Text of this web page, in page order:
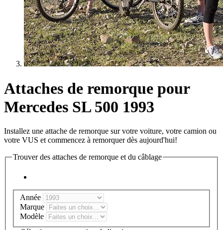
Attaches de remorque pour
Mercedes SL 500 1993
Installez une attache de remorque sur votre voiture, votre camion ou
votre VUS et commencez à remorquer dès aujourd'hui!
Trouver des attaches de remorque et du câblage
Année
Marque
Modèle